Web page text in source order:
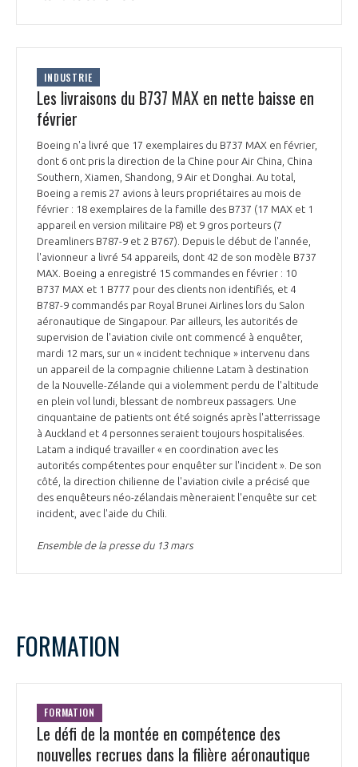
INDUSTRIE
Les livraisons du B737 MAX en nette baisse en
février
Boeing n'a livré que 17 exemplaires du B737 MAX en février,
dont 6 ont pris la direction de la Chine pour Air China, China
Southern, Xiamen, Shandong, 9 Air et Donghai. Au total,
Boeing a remis 27 avions à leurs propriétaires au mois de
février : 18 exemplaires de la famille des B737 (17 MAX et 1
appareil en version militaire P8) et 9 gros porteurs (7
Dreamliners B787-9 et 2 B767). Depuis le début de l'année,
l'avionneur a livré 54 appareils, dont 42 de son modèle B737
MAX. Boeing a enregistré 15 commandes en février : 10
B737 MAX et 1 B777 pour des clients non identifiés, et 4
B787-9 commandés par Royal Brunei Airlines lors du Salon
aéronautique de Singapour. Par ailleurs, les autorités de
supervision de l'aviation civile ont commencé à enquêter,
mardi 12 mars, sur un « incident technique » intervenu dans
un appareil de la compagnie chilienne Latam à destination
de la Nouvelle-Zélande qui a violemment perdu de l'altitude
en plein vol lundi, blessant de nombreux passagers. Une
cinquantaine de patients ont été soignés après l'atterrissage
à Auckland et 4 personnes seraient toujours hospitalisées.
Latam a indiqué travailler « en coordination avec les
autorités compétentes pour enquêter sur l'incident ». De son
côté, la direction chilienne de l'aviation civile a précisé que
des enquêteurs néo-zélandais mèneraient l'enquête sur cet
incident, avec l'aide du Chili.
Ensemble de la presse du 13 mars
FORMATION
FORMATION
Le défi de la montée en compétence des
nouvelles recrues dans la filière aéronautique